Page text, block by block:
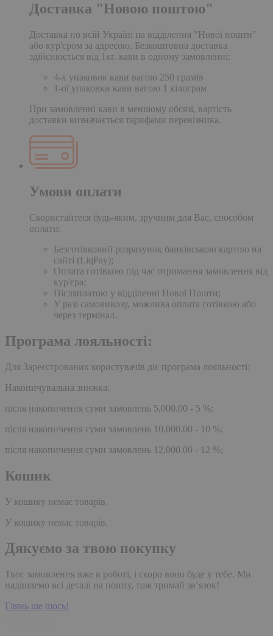
Доставка "Новою поштою"
Доставка по всій Україні на відділення "Нової пошти"
або кур'єром за адресою. Безкоштовна доставка
здійснюється від 1кг. кави в одному замовленні:
4-х упаковок кави вагою 250 грамів
1-ої упаковки кави вагою 1 кілограм
При замовленні кави в меншому обсязі, вартість
доставки визначається тарифами перевізника.
Умови оплати
Скористайтеся будь-яким, зручним для Вас, способом
оплати:
Безготівковий розрахунок банківською картою на
сайті (LiqPay);
Оплата готівкою під час отримання замовлення від
кур'єра;
Післяплатою у відділенні Нової Пошти;
У разі самовивозу, можлива оплата готівкою або
через термінал.
Програма лояльності:
Для Зареєстрованих користувачів діє програма лояльності:
Накопичувальна знижка:
після накопичення суми замовлень 5,000.00 - 5 %;
після накопичення суми замовлень 10,000.00 - 10 %;
після накопичення суми замовлень 12,000.00 - 12 %;
Кошик
У кошику немає товарів.
У кошику немає товарів.
Дякуємо за твою покупку
Твоє замовлення вже в роботі, і скоро воно буде у тебе. Ми
надішлемо всі деталі на пошту, тож тримай зв’язок!
Глянь ще щось!